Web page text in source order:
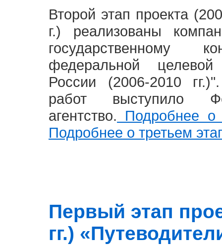
Второй этап проекта
г.) реализованы
государственному
федеральной
России (2006-2010
работ выступило
агентство. Подробнее о
Подробнее о третьем
Первый этап
гг.)